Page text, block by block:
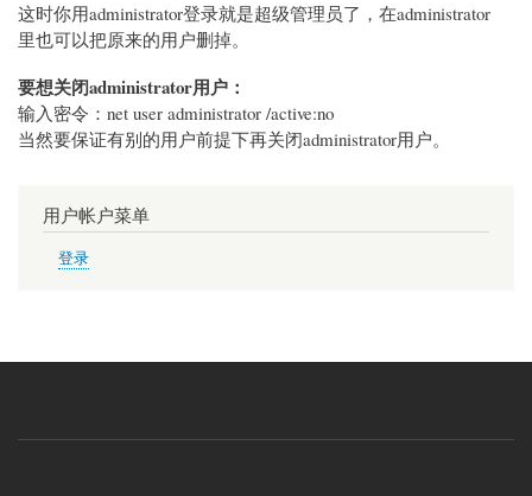
这时你用administrator登录就是超级管理员了，在administrator
里也可以把原来的用户删掉。
要想关闭administrator用户：
输入密令：net user administrator /active:no
当然要保证有别的用户前提下再关闭administrator用户。
用户帐户菜单
登录